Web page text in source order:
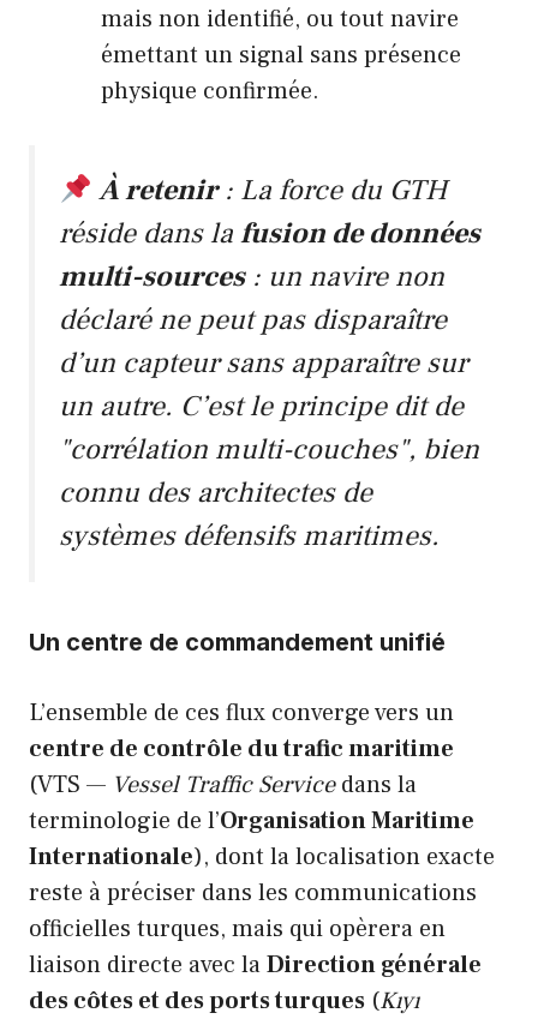
mais non identifié, ou tout navire
émettant un signal sans présence
physique confirmée.
À retenir: La force du GTH
réside dans lafusion de données
multi-sources: un navire non
déclaré ne peut pas disparaître
d’un capteur sans apparaître sur
un autre. C’est le principe dit de
"corrélation multi-couches", bien
connu des architectes de
systèmes défensifs maritimes.
Un centre de commandement unifié
L’ensemble de ces flux converge vers un
centre de contrôle du trafic maritime
(VTS — Vessel Traffic Servicedans la
terminologie de l’Organisation Maritime
Internationale), dont la localisation exacte
reste à préciser dans les communications
officielles turques, mais qui opèrera en
liaison directe avec laDirection générale
des côtes et des ports turques (Kıyı